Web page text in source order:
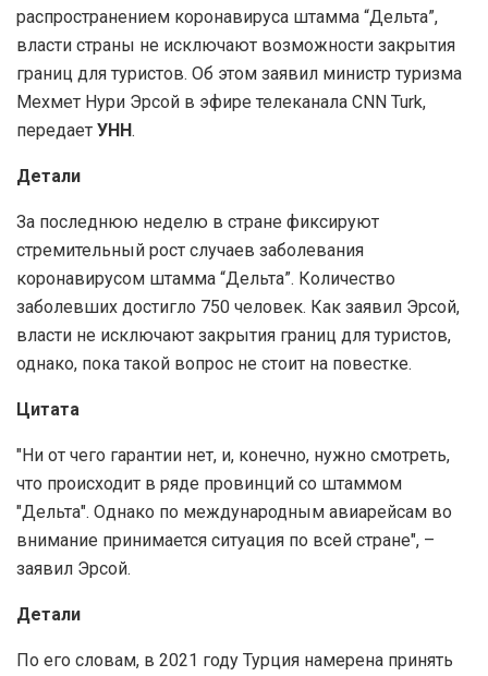
распространением коронавируса штамма “Дельта”,
власти страны не исключают возможности закрытия
границ для туристов. Об этом заявил министр туризма
Мехмет Нури Эрсой в эфире телеканала CNN Turk,
передает УНН.
Детали
За последнюю неделю в стране фиксируют
стремительный рост случаев заболевания
коронавирусом штамма “Дельта”. Количество
заболевших достигло 750 человек. Как заявил Эрсой,
власти не исключают закрытия границ для туристов,
однако, пока такой вопрос не стоит на повестке.
Цитата
"Ни от чего гарантии нет, и, конечно, нужно смотреть,
что происходит в ряде провинций со штаммом
"Дельта". Однако по международным авиарейсам во
внимание принимается ситуация по всей стране", –
заявил Эрсой.
Детали
По его словам, в 2021 году Турция намерена принять